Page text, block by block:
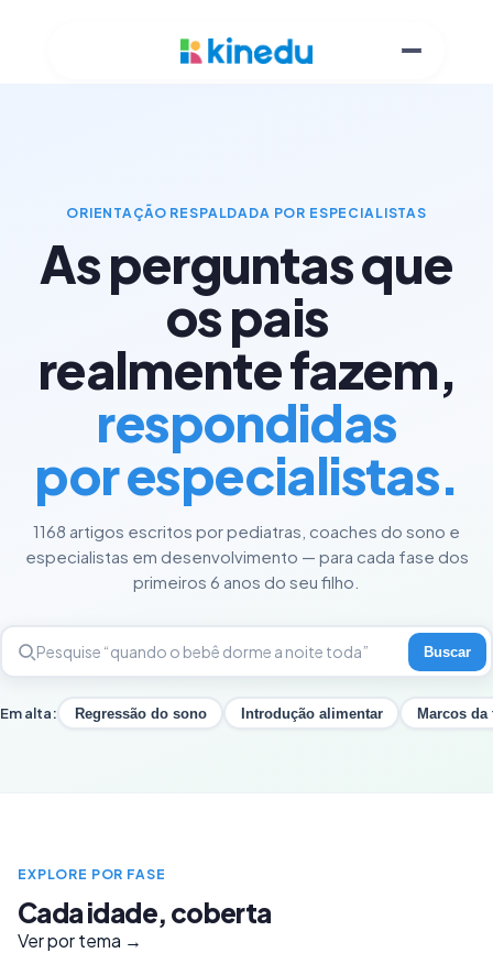
ORIENTAÇÃO RESPALDADA POR ESPECIALISTAS
As perguntas que
os pais
realmente fazem,
respondidas
por especialistas.
1168 artigos escritos por pediatras, coaches do sono e
especialistas em desenvolvimento — para cada fase dos
primeiros 6 anos do seu filho.
Buscar
Em alta: Regressão do sono Introdução alimentar Marcos da
EXPLORE POR FASE
Cada idade, coberta
Ver por tema →